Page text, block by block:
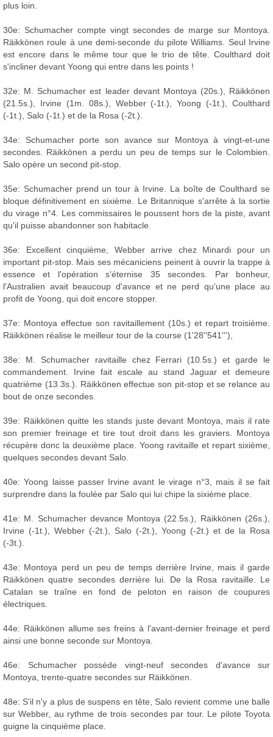
plus loin.
30e: Schumacher compte vingt secondes de marge sur Montoya.
Räikkönen roule à une demi-seconde du pilote Williams. Seul Irvine
est encore dans le même tour que le trio de tête. Coulthard doit
s'incliner devant Yoong qui entre dans les points !
32e: M. Schumacher est leader devant Montoya (20s.), Räikkönen
(21.5s.), Irvine (1m. 08s.), Webber (-1t.), Yoong (-1t.), Coulthard
(-1t.), Salo (-1t.) et de la Rosa (-2t.).
34e: Schumacher porte son avance sur Montoya à vingt-et-une
secondes. Räikkönen a perdu un peu de temps sur le Colombien.
Salo opère un second pit-stop.
35e: Schumacher prend un tour à Irvine. La boîte de Coulthard se
bloque définitivement en sixième. Le Britannique s'arrête à la sortie
du virage n°4. Les commissaires le poussent hors de la piste, avant
qu'il puisse abandonner son habitacle.
36e: Excellent cinquième, Webber arrive chez Minardi pour un
important pit-stop. Mais ses mécaniciens peinent à ouvrir la trappe à
essence et l'opération s'éternise 35 secondes. Par bonheur,
l'Australien avait beaucoup d'avance et ne perd qu'une place au
profit de Yoong, qui doit encore stopper.
37e: Montoya effectue son ravitaillement (10s.) et repart troisième.
Räikkönen réalise le meilleur tour de la course (1'28''541'''),
38e: M. Schumacher ravitaille chez Ferrari (10.5s.) et garde le
commandement. Irvine fait escale au stand Jaguar et demeure
quatrième (13.3s.). Räikkönen effectue son pit-stop et se relance au
bout de onze secondes.
39e: Räikkönen quitte les stands juste devant Montoya, mais il rate
son premier freinage et tire tout droit dans les graviers. Montoya
récupère donc la deuxième place. Yoong ravitaille et repart sixième,
quelques secondes devant Salo.
40e: Yoong laisse passer Irvine avant le virage n°3, mais il se fait
surprendre dans la foulée par Salo qui lui chipe la sixième place.
41e: M. Schumacher devance Montoya (22.5s.), Räikkönen (26s.),
Irvine (-1t.), Webber (-2t.), Salo (-2t.), Yoong (-2t.) et de la Rosa
(-3t.).
43e: Montoya perd un peu de temps derrière Irvine, mais il garde
Räikkönen quatre secondes derrière lui. De la Rosa ravitaille. Le
Catalan se traîne en fond de peloton en raison de coupures
électriques.
44e: Räikkönen allume ses freins à l'avant-dernier freinage et perd
ainsi une bonne seconde sur Montoya.
46e: Schumacher possède vingt-neuf secondes d'avance sur
Montoya, trente-quatre secondes sur Räikkönen.
48e: S'il n'y a plus de suspens en tête, Salo revient comme une balle
sur Webber, au rythme de trois secondes par tour. Le pilote Toyota
guigne la cinquième place.